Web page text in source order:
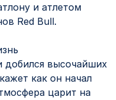
и атлетом
Red Bull.
добился высочайших
как он начал
царит на